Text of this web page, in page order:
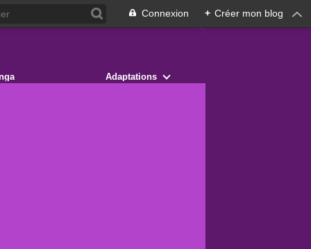
Connexion + Créer mon blog
Adaptations